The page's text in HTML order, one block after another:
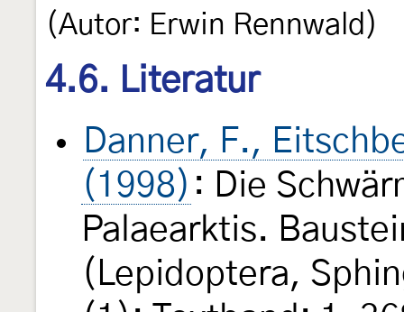
(Autor: Erwin Rennwald)
4.6. Literatur
Danner, F.,
(1998) : Die
Palaearktis.
(Lepidoptera,